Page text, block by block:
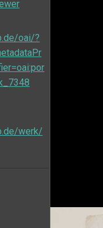
oai/?
werk/